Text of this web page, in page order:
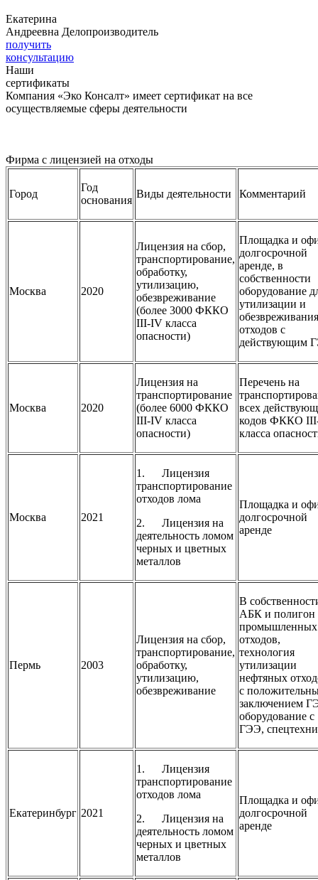
Екатерина
Андреевна Делопроизводитель
получить
консультацию
Наши
сертификаты
Компания «Эко Консалт» имеет сертификат на все
осуществляемые сферы деятельности
Фирма с лицензией на отходы
Город
Год
основания
Виды деятельности Комментарий
Москва 2020
Лицензия на сбор,
транспортирование,
обработку,
утилизацию,
обезвреживание
(более 3000 ФККО
III-IV класса
опасности)
Площадка и
долгосрочной
аренде, в
собственности
оборудование
утилизации и
обезвреживания
отходов с
действующим
Москва 2020
Лицензия на
транспортирование
(более 6000 ФККО
III-IV класса
опасности)
Перечень на
всех
кодов ФККО
класса
Москва 2021
1. Лицензия
транспортирование
отходов лома
2. Лицензия на
деятельность ломом
черных и цветных
металлов
Площадка и
долгосрочной
аренде
Пермь 2003
Лицензия на сбор,
транспортирование,
обработку,
утилизацию,
обезвреживание
В
АБК и полигон
промышленных
отходов,
технология
утилизации
нефтяных
с
заключением
оборудование с
ГЭЭ,
Екатеринбург 2021
1. Лицензия
транспортирование
отходов лома
2. Лицензия на
деятельность ломом
черных и цветных
металлов
Площадка и
долгосрочной
аренде